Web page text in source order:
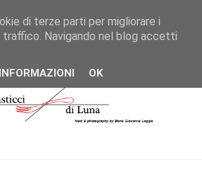
di terze parti per migliorare i
traffico. Navigando nel blog accetti
OK